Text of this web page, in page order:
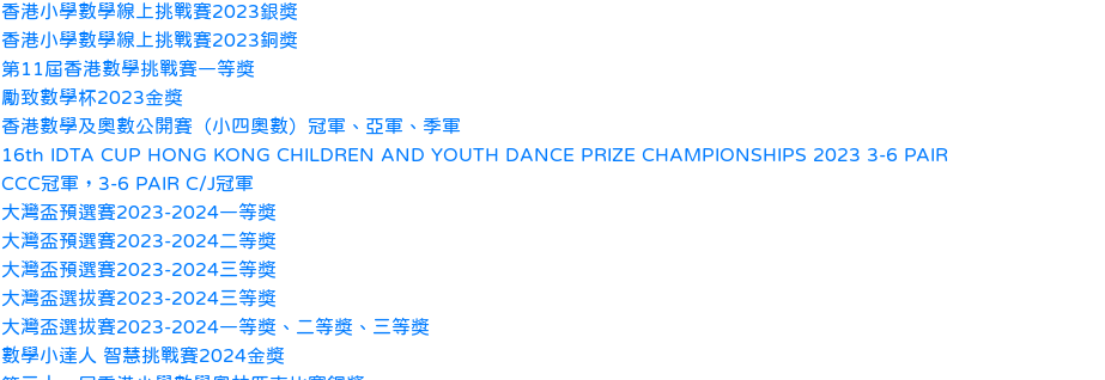
香港小學數學線上挑戰賽2023銀獎
香港小學數學線上挑戰賽2023銅獎
第11屆香港數學挑戰賽一等獎
勵致數學杯2023金獎
香港數學及奧數公開賽（小四奧數）冠軍、亞軍、季軍
16th IDTA CUP HONG KONG CHILDREN AND YOUTH DANCE PRIZE CHAMPIONSHIPS 2023 3-6 PAIR
CCC冠軍，3-6 PAIR C/J冠軍
大灣盃預選賽2023-2024一等獎
大灣盃預選賽2023-2024二等獎
大灣盃預選賽2023-2024三等獎
大灣盃選拔賽2023-2024三等獎
大灣盃選拔賽2023-2024一等獎、二等獎、三等獎
數學小達人 智慧挑戰賽2024金獎